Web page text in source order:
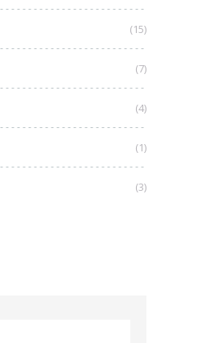
(15)
(7)
(4)
(1)
(3)